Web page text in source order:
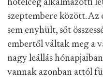
hotelcég alkalmazotti
szeptembere között. Az
sem enyhült, sőt
embertől váltak meg a
nagy leállás
vannak azonban attól